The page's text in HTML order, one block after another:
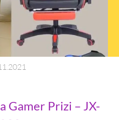
2021
Gamer Prizi – JX-